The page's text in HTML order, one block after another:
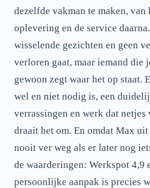
dezelfde vakman te maken, van
oplevering en de service
wisselende gezichten en geen
verloren gaat, maar iemand die
gewoon zegt waar het op staat.
wel en niet nodig is, een
verrassingen en werk dat
draait het om. En omdat Max
nooit ver weg als er later nog
de waarderingen: Werkspot 4,9
persoonlijke aanpak is precies